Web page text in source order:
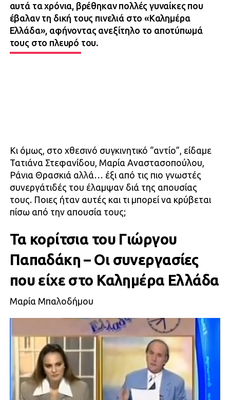
αυτά τα χρόνια, βρέθηκαν πολλές γυναίκες που
έβαλαν τη δική τους πινελιά στο «Καλημέρα
Ελλάδα», αφήνοντας ανεξίτηλο το αποτύπωμά
τους στο πλευρό του.
Κι όμως, στο χθεσινό συγκινητικό “αντίο”, είδαμε
Τατιάνα Στεφανίδου, Μαρία Αναστασοπούλου,
Ράνια Θρασκιά αλλά… έξι από τις πιο γνωστές
συνεργάτιδές του έλαμψαν διά της απουσίας
τους. Ποιες ήταν αυτές και τι μπορεί να κρύβεται
πίσω από την απουσία τους;
Τα κορίτσια του Γιώργου
Παπαδάκη – Οι συνεργασίες
που είχε στο Καλημέρα Ελλάδα
Μαρία Μπαλοδήμου